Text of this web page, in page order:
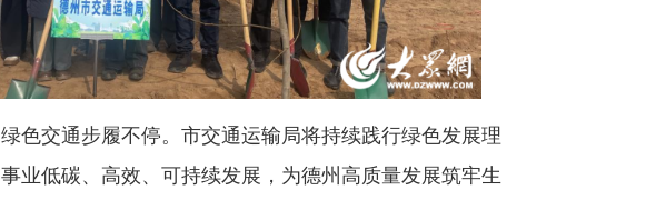
交通步履不停。市交通运输局将持续践行绿色发展理
业低碳、高效、可持续发展，为德州高质量发展筑牢生